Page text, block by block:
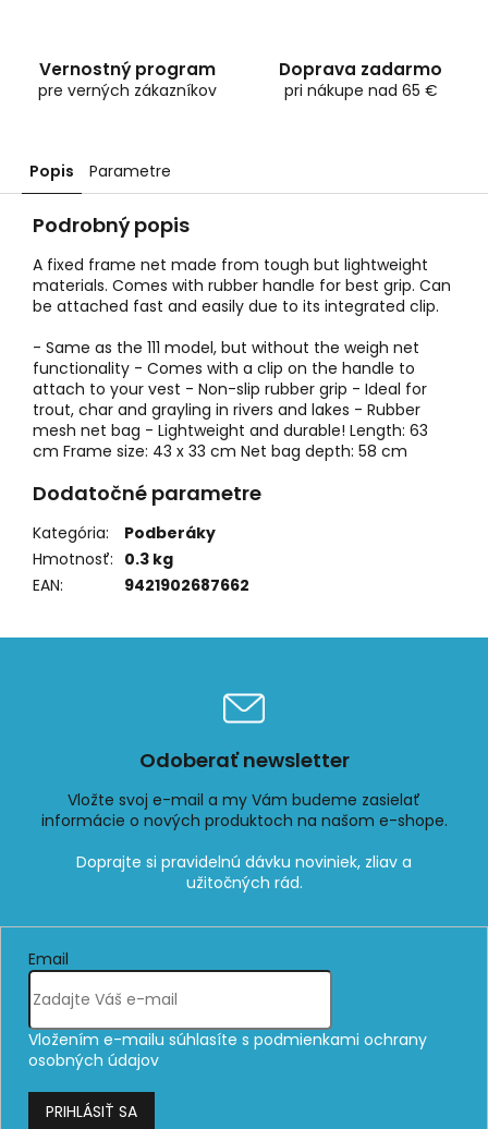
Vernostný program
pre verných zákazníkov
Doprava zadarmo
pri nákupe nad 65 €
Popis Parametre
Podrobný popis
A fixed frame net made from tough but lightweight
materials. Comes with rubber handle for best grip. Can
be attached fast and easily due to its integrated clip.
- Same as the 111 model, but without the weigh net
functionality - Comes with a clip on the handle to
attach to your vest - Non-slip rubber grip - Ideal for
trout, char and grayling in rivers and lakes - Rubber
mesh net bag - Lightweight and durable! Length: 63
cm Frame size: 43 x 33 cm Net bag depth: 58 cm
Dodatočné parametre
Kategória:
Podberáky
Hmotnosť: 0.3 kg
EAN: 9421902687662
Odoberať newsletter
Vložte svoj e-mail a my Vám budeme zasielať
informácie o nových produktoch na našom e-shope.
Email
Vložením e-mailu súhlasíte s podmienkami ochrany
osobných údajov
PRIHLÁSIŤ SA